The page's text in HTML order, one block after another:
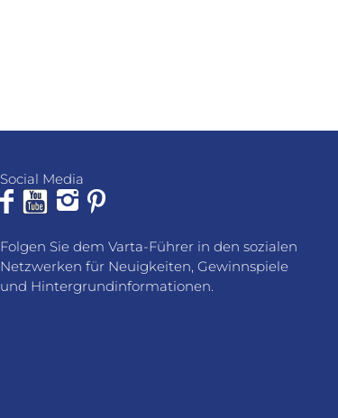
Social Media
Folgen Sie dem Varta-Führer in den sozialen
Netzwerken für Neuigkeiten, Gewinnspiele
und Hintergrundinformationen.